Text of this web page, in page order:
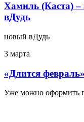
Хамиль (Каста) –
вДудь
новый вДудь
3 марта
«Длится
Уже можно оформить